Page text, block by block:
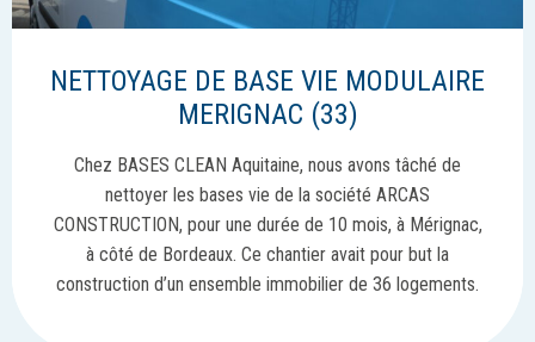
NETTOYAGE DE BASE VIE MODULAIRE
MERIGNAC (33)
Chez BASES CLEAN Aquitaine, nous avons tâché de
nettoyer les bases vie de la société ARCAS
CONSTRUCTION, pour une durée de 10 mois, à Mérignac,
à côté de Bordeaux. Ce chantier avait pour but la
construction d’un ensemble immobilier de 36 logements.